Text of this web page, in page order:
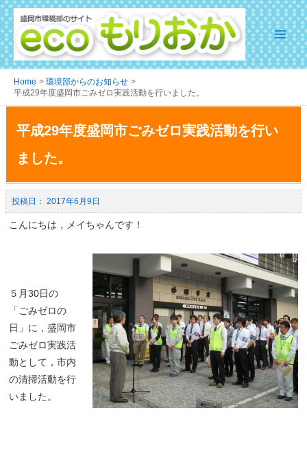
Home
環境部からのお知らせ
平成29年度盛岡市ごみゼロ実践活動を行いました。
平成29年度盛岡市ごみゼロ実践活動を行い
ました。
2017年6月9日
こんにちは，メイちゃんです！
５月30日の
「ごみゼロの
日」に，盛岡市
ごみゼロ実践活
動として，市内
の清掃活動を行
いました。